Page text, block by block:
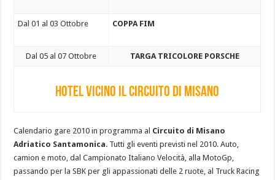
Dal 01 al 03 Ottobre COPPA FIM
Dal 05 al 07 Ottobre TARGA TRICOLORE PORSCHE
HOTEL VICINO IL CIRCUITO DI MISANO
Calendario gare 2010 in programma al Circuito di Misano
Adriatico Santamonica. Tutti gli eventi previsti nel 2010. Auto,
camion e moto, dal Campionato Italiano Velocità, alla MotoGp,
passando per la SBK per gli appassionati delle 2 ruote, al Truck Racing